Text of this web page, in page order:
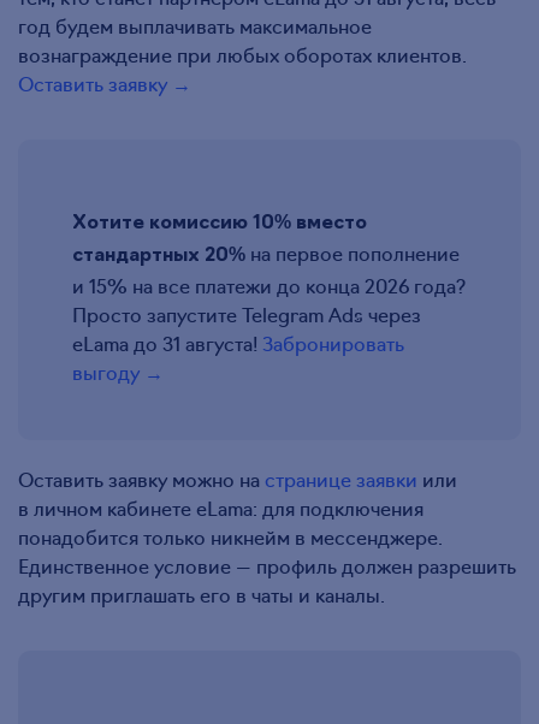
год будем выплачивать максимальное
вознаграждение при любых оборотах клиентов.
Оставить заявку →
Хотите комиссию 10% вместо
стандартных 20% на первое пополнение
и 15% на все платежи до конца 2026 года?
Просто запустите Telegram Ads через
eLama до 31 августа! Забронировать
выгоду →
Оставить заявку можно на странице заявки или
в личном кабинете eLama: для подключения
понадобится только никнейм в мессенджере.
Единственное условие — профиль должен разрешить
другим приглашать его в чаты и каналы.